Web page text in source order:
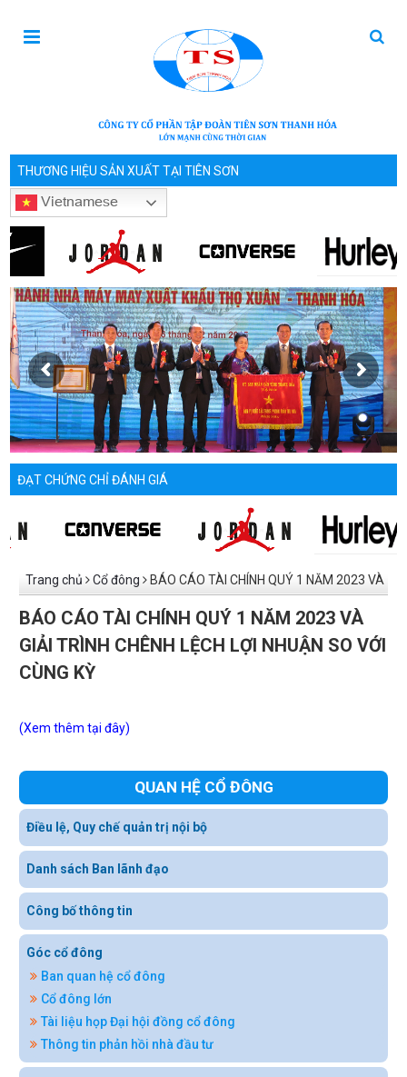
THƯƠNG HIỆU SẢN XUẤT TẠI TIÊN SƠN
Vietnamese
ĐẠT CHỨNG CHỈ ĐÁNH GIÁ
Trang chủ Cổ đông BÁO CÁO TÀI CHÍNH QUÝ 1 NĂM 2023 VÀ
GIẢI TRÌNH CHÊNH LỆCH LỢI NHUẬN SO VỚI CÙNG KỲ
BÁO CÁO TÀI CHÍNH QUÝ 1 NĂM 2023 VÀ
GIẢI TRÌNH CHÊNH LỆCH LỢI NHUẬN SO VỚI
CÙNG KỲ
(Xem thêm tại đây)
QUAN HỆ CỔ ĐÔNG
Điều lệ, Quy chế quản trị nội bộ
Danh sách Ban lãnh đạo
Công bố thông tin
Góc cổ đông
Ban quan hệ cổ đông
Cổ đông lớn
Tài liệu họp Đại hội đồng cổ đông
Thông tin phản hồi nhà đầu tư